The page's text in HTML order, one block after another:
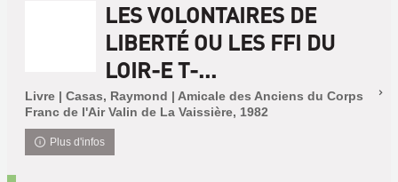
LES VOLONTAIRES DE
LIBERTÉ OU LES FFI DU
LOIR-E T-...
Livre | Casas, Raymond | Amicale des Anciens du Corps
Franc de l'Air Valin de La Vaissière, 1982
Plus d'infos